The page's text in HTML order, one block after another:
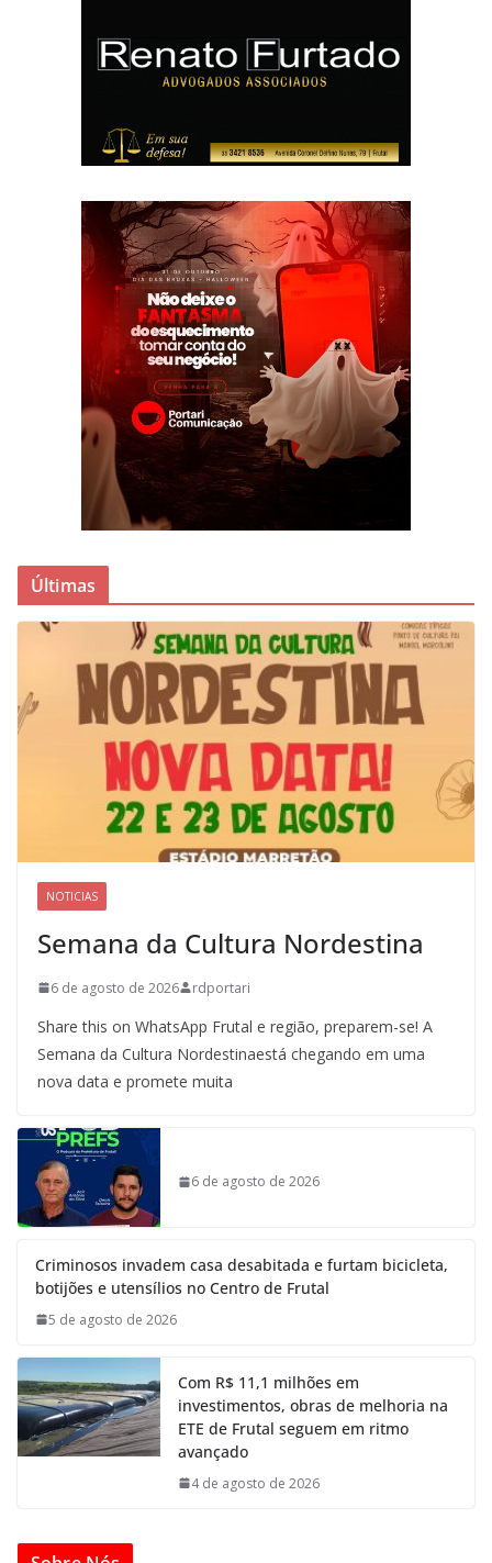
Últimas
NOTICIAS
Semana da Cultura Nordestina
6 de agosto de 2026 rdportari
Share this on WhatsApp Frutal e região, preparem-se! A
Semana da Cultura Nordestinaestá chegando em uma
nova data e promete muita
6 de agosto de 2026
Criminosos invadem casa desabitada e furtam bicicleta,
botijões e utensílios no Centro de Frutal
5 de agosto de 2026
Com R$ 11,1 milhões em
investimentos, obras de melhoria na
ETE de Frutal seguem em ritmo
avançado
4 de agosto de 2026